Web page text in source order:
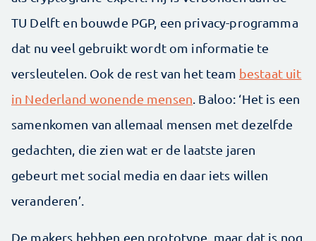
TU Delft en bouwde PGP, een privacy-programma
dat nu veel gebruikt wordt om informatie te
versleutelen. Ook de rest van het team bestaat uit
in Nederland wonende mensen . Baloo: ‘Het is een
samenkomen van allemaal mensen met dezelfde
gedachten, die zien wat er de laatste jaren
gebeurt met social media en daar iets willen
veranderen’.
De makers hebben een prototype, maar dat is nog